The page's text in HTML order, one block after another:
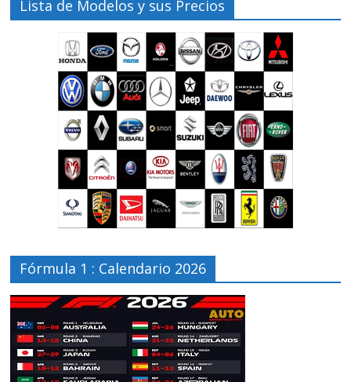
Lista de Modelos y sus Precios
Fórmula 1 : Calendario 2026